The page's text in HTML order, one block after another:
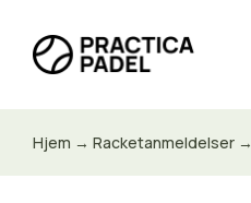
innhold
Hjem → Racketanmeldelser →